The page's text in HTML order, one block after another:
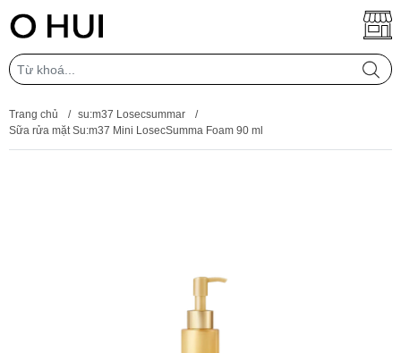
Trang chủ / su:m37 Losecsummar
/
Sữa rửa mặt Su:m37 Mini LosecSumma Foam 90 ml